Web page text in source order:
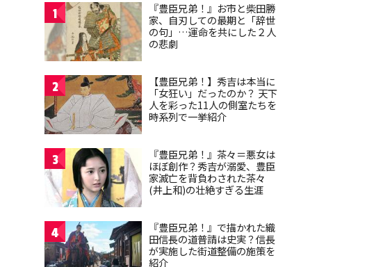
1
『豊臣兄弟！』お市と柴田勝
家、自刃しての最期と「辞世
の句」…運命を共にした２人
の悲劇
2
【豊臣兄弟！】秀吉は本当に
「女狂い」だったのか？ 天下
人を彩った11人の側室たちを
時系列で一挙紹介
3
『豊臣兄弟！』茶々＝悪女は
ほぼ創作？秀吉が溺愛、豊臣
家滅亡を背負わされた茶々
(井上和)の壮絶すぎる生涯
4
『豊臣兄弟！』で描かれた織
田信長の道普請は史実？信長
が実施した街道整備の施策を
紹介